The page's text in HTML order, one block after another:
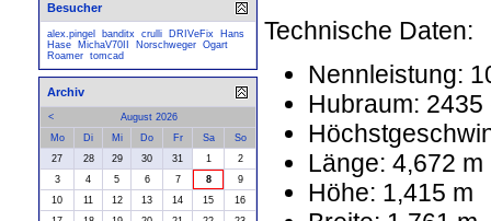
Technische Daten:
Nennleistung:
Hubraum: 2435
Länge: 4,672 m
Höhe: 1,415 m
Besucher
alex.pingel banditx crulli DRIVeFix
Hans
Hase
MichaV70II Norschweger Ogart
Roamer tomcad
Archiv
<
August 2026
Mo
Di Mi Do Fr Sa
So
27
28 29 30 31 1
2
3
4 5 6 7 8
9
10
11 12 13 14 15
16